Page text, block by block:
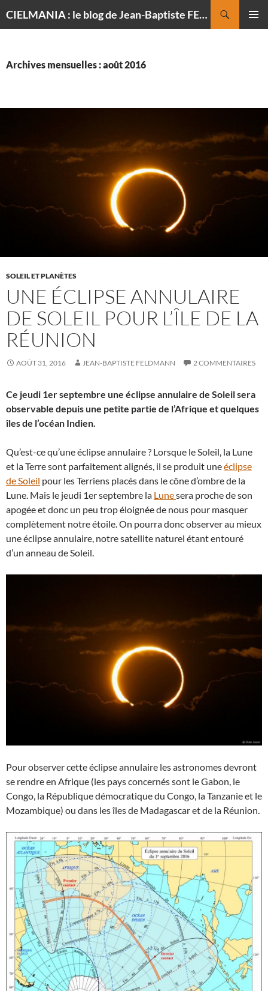
CIELMANIA : le blog de Jean-Baptiste FELDMANN, photographe du ciel
Archives mensuelles : août 2016
SOLEIL ET PLANÈTES
UNE ÉCLIPSE ANNULAIRE
DE SOLEIL POUR L’ÎLE DE LA
RÉUNION
AOÛT 31, 2016 JEAN-BAPTISTE FELDMANN 2 COMMENTAIRES
Ce jeudi 1er septembre une éclipse annulaire de Soleil sera
observable depuis une petite partie de l’Afrique et quelques
îles de l’océan Indien.
Qu’est-ce qu’une éclipse annulaire ? Lorsque le Soleil, la Lune
et la Terre sont parfaitement alignés, il se produit uneéclipse
de Soleil pour les Terriens placés dans le cône d’ombre de la
Lune. Mais le jeudi 1er septembre la Lunesera proche de son
apogée et donc un peu trop éloignée de nous pour masquer
complètement notre étoile. On pourra donc observer au mieux
une éclipse annulaire, notre satellite naturel étant entouré
d’un anneau de Soleil.
Pour observer cette éclipse annulaire les astronomes devront
se rendre en Afrique (les pays concernés sont le Gabon, le
Congo, la République démocratique du Congo, la Tanzanie et le
Mozambique) ou dans les îles de Madagascar et de la Réunion.